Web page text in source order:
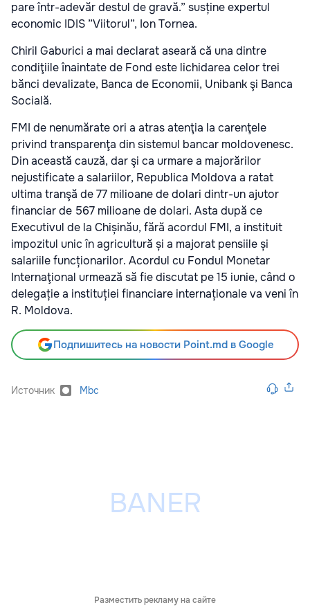
pare într-adevăr destul de gravă.” susține expertul
economic IDIS ”Viitorul”, Ion Tornea.
Chiril Gaburici a mai declarat aseară că una dintre
condiţiile înaintate de Fond este lichidarea celor trei
bănci devalizate, Banca de Economii, Unibank şi Banca
Socială.
FMI de nenumărate ori a atras atenţia la carenţele
privind transparenţa din sistemul bancar moldovenesc.
Din această cauză, dar şi ca urmare a majorărilor
nejustificate a salariilor, Republica Moldova a ratat
ultima tranşă de 77 milioane de dolari dintr-un ajutor
financiar de 567 milioane de dolari. Asta după ce
Executivul de la Chișinău, fără acordul FMI, a instituit
impozitul unic în agricultură și a majorat pensiile și
salariile funcționarilor. Acordul cu Fondul Monetar
Internaţional urmează să fie discutat pe 15 iunie, când o
delegație a instituției financiare internaționale va veni în
R. Moldova.
Подпишитесь на новости Point.md в Google
Источник Mbc
Разместить рекламу на сайте